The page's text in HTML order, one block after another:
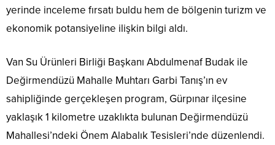
yerinde inceleme fırsatı buldu hem de bölgenin turizm ve
ekonomik potansiyeline ilişkin bilgi aldı.
Van Su Ürünleri Birliği Başkanı Abdulmenaf Budak ile
Değirmendüzü Mahalle Muhtarı Garbi Tanış’ın ev
sahipliğinde gerçekleşen program, Gürpınar ilçesine
yaklaşık 1 kilometre uzaklıkta bulunan Değirmendüzü
Mahallesi’ndeki Önem Alabalık Tesisleri’nde düzenlendi.